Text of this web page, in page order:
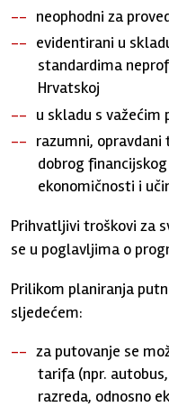
neophodni za
evidentirani u
standardima
Hrvatskoj
u skladu s važećim
razumni,
dobrog
ekonomičnosti i
Prihvatljivi troškovi za
se u poglavljima o
Prilikom planiranja
sljedećem:
za putovanje se
tarifa (npr.
razreda, odnosno